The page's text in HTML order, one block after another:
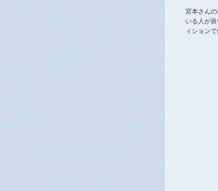
宮本さん
いる人が
ィション